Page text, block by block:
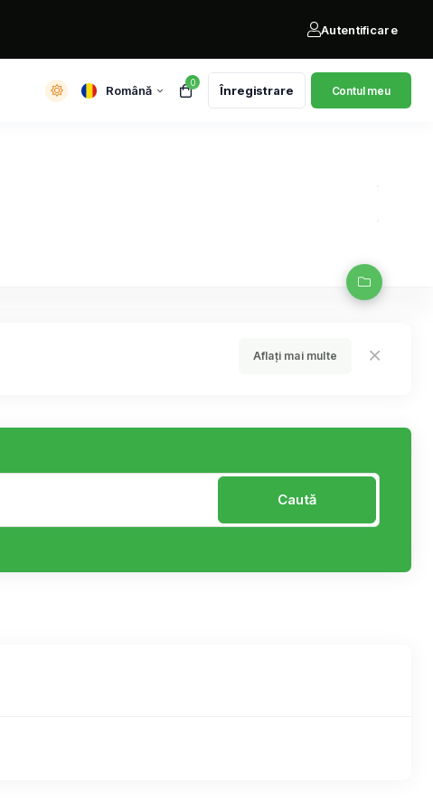
Română
0
Înregistrare Contul meu
Autentificare
Aflați mai multe
Caută